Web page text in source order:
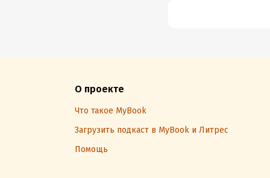
О проекте
Что такое MyBook
Загрузить подкаст в MyBook и Литрес
Помощь